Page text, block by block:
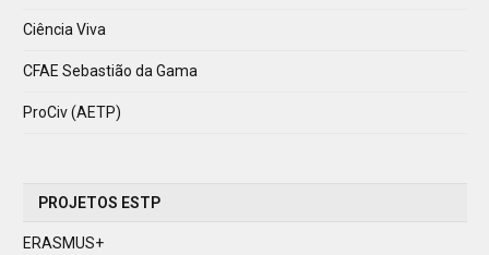
Ciência Viva
CFAE Sebastião da Gama
ProCiv (AETP)
PROJETOS ESTP
ERASMUS+